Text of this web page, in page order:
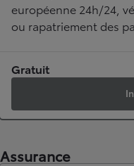
européenne 24h/24,
ou rapatriement des
Gratuit
Assurance